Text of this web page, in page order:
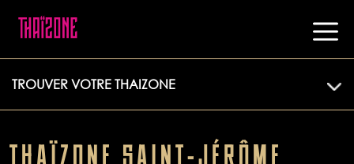
TROUVER VOTRE THAIZONE
THAÏZONE SAINT-JÉRÔME